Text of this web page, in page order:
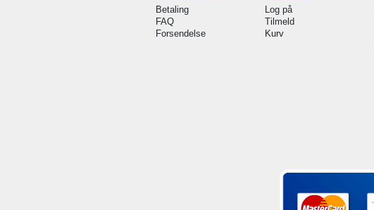
Betaling
FAQ
Forsendelse
Log på
Tilmeld
Kurv